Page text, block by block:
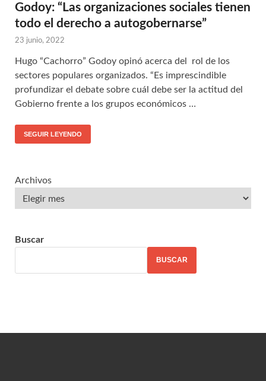
Godoy: “Las organizaciones sociales tienen
todo el derecho a autogobernarse”
23 junio, 2022
Hugo “Cachorro” Godoy opinó acerca del rol de los
sectores populares organizados. “Es imprescindible
profundizar el debate sobre cuál debe ser la actitud del
Gobierno frente a los grupos económicos …
SEGUIR LEYENDO
Archivos
Buscar
BUSCAR